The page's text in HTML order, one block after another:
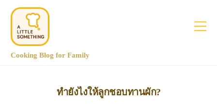
Cooking Blog for Family
ทำยังไงให้ลูกชอบทานผัก?